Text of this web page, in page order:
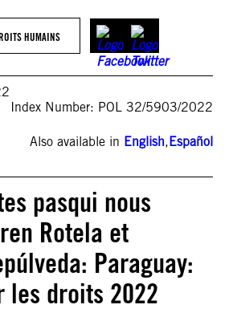
HUMAINS
Index Number: POL 32/5903/2022
Also available in English,Español
pasqui nous
Rotela et
Paraguay:
les droits 2022